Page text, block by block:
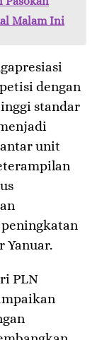
Malam Ini
dengan
standar
unit
Yanuar.
PLN